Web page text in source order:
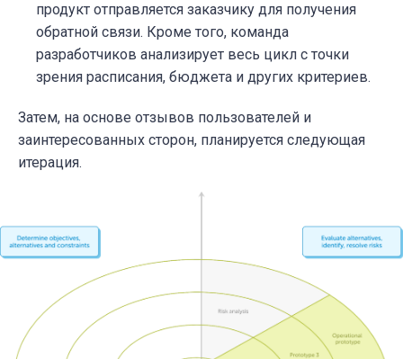
продукт отправляется заказчику для получения
обратной связи. Кроме того, команда
разработчиков анализирует весь цикл с точки
зрения расписания, бюджета и других критериев.
Затем, на основе отзывов пользователей и
заинтересованных сторон, планируется следующая
итерация.